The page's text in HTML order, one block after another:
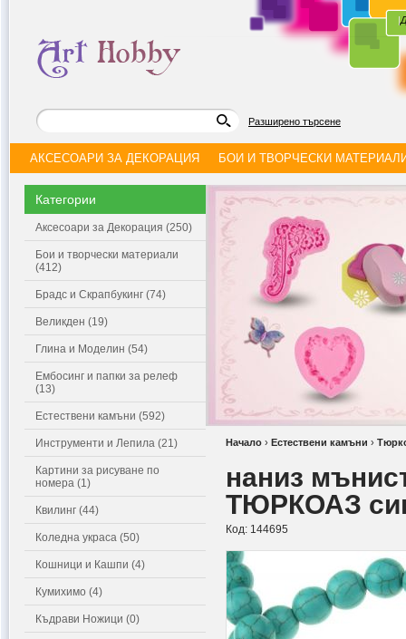
|
Разширено търсене
АКСЕСОАРИ ЗА ДЕКОРАЦИЯ БОИ И ТВОРЧЕСКИ
Категории
Аксесоари за Декорация (250)
Бои и творчески материали
(412)
Брадс и Скрапбукинг (74)
Великден (19)
Глина и Моделин (54)
Ембосинг и папки за релеф
(13)
Естествени камъни (592)
Инструменти и Лепила (21)
Картини за рисуване по
номера (1)
Квилинг (44)
Коледна украса (50)
Кошници и Кашпи (4)
Кумихимо (4)
Къдрави Ножици (0)
Начало › Естествени камъни ›
наниз
ТЮРКОАЗ
Код: 144695